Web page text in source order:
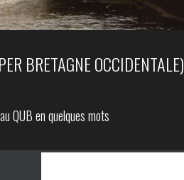
BRETAGNE OCCIDENTALE)
QUB en quelques mots